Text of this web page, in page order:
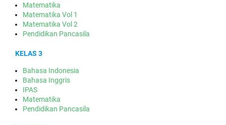
Matematika
Matematika Vol 1
Matematika Vol 2
Pendidikan Pancasila
KELAS 3
Bahasa Indonesia
Bahasa Inggris
IPAS
Matematika
Pendidikan Pancasila